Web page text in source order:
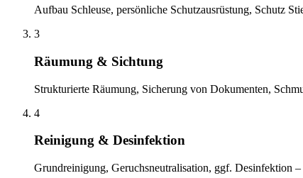
Aufbau Schleuse, persönliche Schutzausrüstung, Schutz
3
Räumung & Sichtung
Strukturierte Räumung, Sicherung von Dokumenten,
4
Reinigung & Desinfektion
Grundreinigung, Geruchsneutralisation, ggf. Desinfektion –